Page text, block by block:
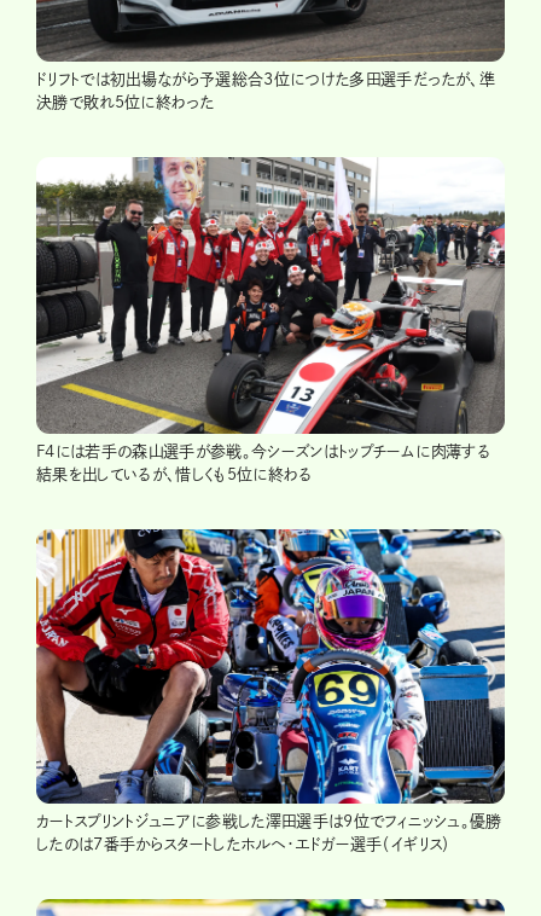
ドリフトでは初出場ながら予選総合3位につけた多田選手だったが、準
決勝で敗れ5位に終わった
F4には若手の森山選手が参戦。今シーズンはトップチームに肉薄する
結果を出しているが、惜しくも5位に終わる
カートスプリントジュニアに参戦した澤田選手は9位でフィニッシュ。優勝
したのは7番手からスタートしたホルヘ・エドガー選手（イギリス）